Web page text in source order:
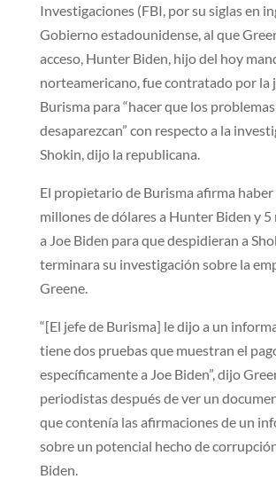
Investigaciones (FBI, por su siglas en
Gobierno estadounidense, al que
acceso, Hunter Biden, hijo del hoy
norteamericano, fue contratado por la
Burisma para “hacer que los problemas
desaparezcan” con respecto a la
Shokin, dijo la republicana.
El propietario de Burisma afirma haber
millones de dólares a Hunter Biden y 5
a Joe Biden para que despidieran a
terminara su investigación sobre la
Greene.
“[El jefe de Burisma] le dijo a un
tiene dos pruebas que muestran el
específicamente a Joe Biden”, dijo
periodistas después de ver un
que contenía las afirmaciones de un
sobre un potencial hecho de
Biden.